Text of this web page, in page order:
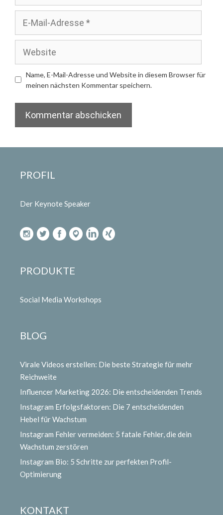
Mail-
Adresse
Name, E-Mail-Adresse und Website in diesem Browser für
meinen nächsten Kommentar speichern.
PROFIL
Der Keynote Speaker
PRODUKTE
Social Media Workshops
BLOG
Virale Videos erstellen: Die beste Strategie für mehr
Reichweite
Influencer Marketing 2026: Die entscheidenden Trends
Instagram Erfolgsfaktoren: Die 7 entscheidenden
Hebel für Wachstum
Instagram Fehler vermeiden: 5 fatale Fehler, die dein
Wachstum zerstören
Instagram Bio: 5 Schritte zur perfekten Profil-
Optimierung
KONTAKT